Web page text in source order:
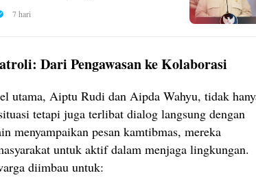
7 hari
Dari Pengawasan ke Kolaborasi
utama, Aiptu Rudi dan Aipda Wahyu, tidak
tetapi juga terlibat dialog langsung dengan
menyampaikan pesan kamtibmas, mereka
untuk aktif dalam menjaga lingkungan.
diimbau untuk: